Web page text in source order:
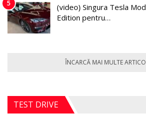
5
(video) Singura Tesla
Edition pentru…
ÎNCARCĂ MAI MULTE
TEST DRIVE